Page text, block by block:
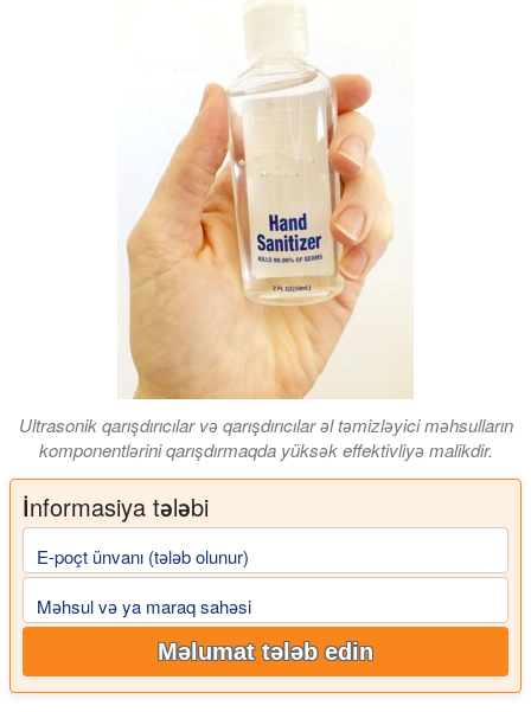
Ultrasonik qarışdırıcılar və qarışdırıcılar əl təmizləyici məhsulların
komponentlərini qarışdırmaqda yüksək effektivliyə malikdir.
İnformasiya tələbi
E-poçt ünvanı (tələb olunur)
Məhsul və ya maraq sahəsi
Məlumat tələb edin